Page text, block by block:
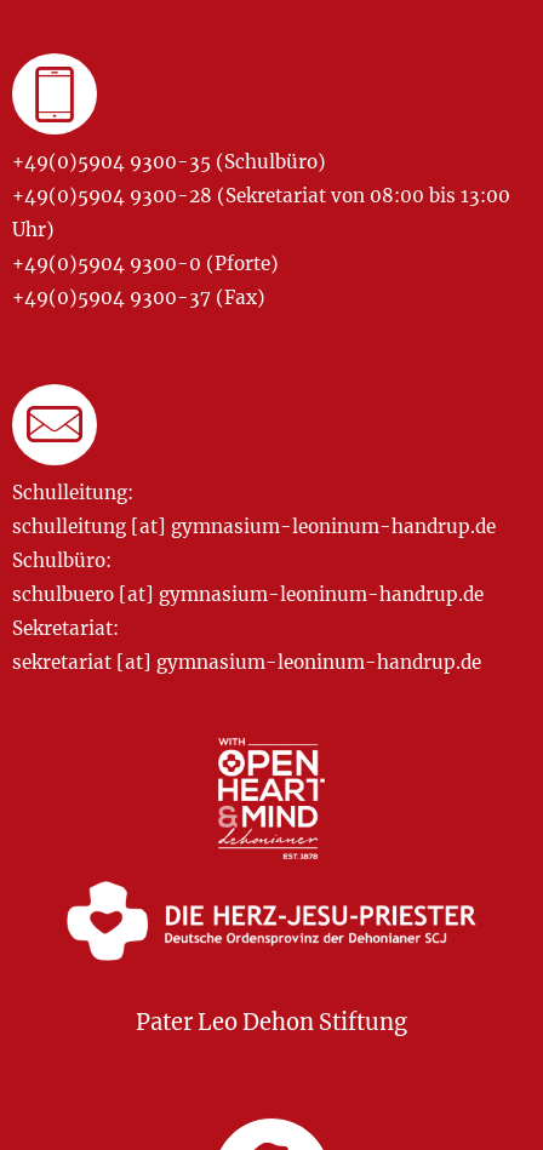
+49(0)5904 9300-35 (Schulbüro)
+49(0)5904 9300-28 (Sekretariat von 08:00 bis 13:00
Uhr)
+49(0)5904 9300-0 (Pforte)
+49(0)5904 9300-37 (Fax)
Schulleitung:
schulleitung [at] gymnasium-leoninum-handrup.de
Schulbüro:
schulbuero [at] gymnasium-leoninum-handrup.de
Sekretariat:
sekretariat [at] gymnasium-leoninum-handrup.de
Pater Leo Dehon Stiftung